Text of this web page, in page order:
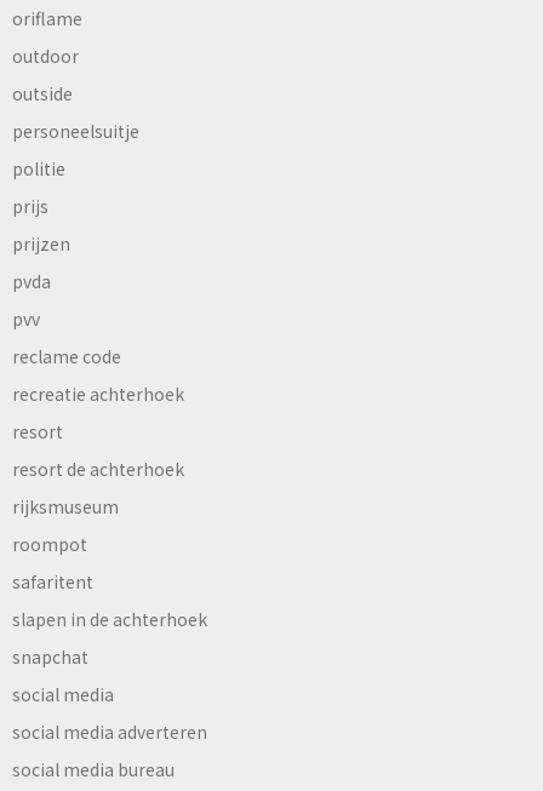
oriflame
outdoor
outside
personeelsuitje
politie
prijs
prijzen
pvda
pvv
reclame code
recreatie achterhoek
resort
resort de achterhoek
rijksmuseum
roompot
safaritent
slapen in de achterhoek
snapchat
social media
social media adverteren
social media bureau